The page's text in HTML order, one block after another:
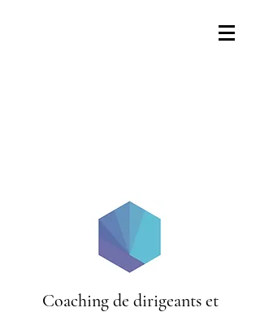
Coaching de dirigeants et